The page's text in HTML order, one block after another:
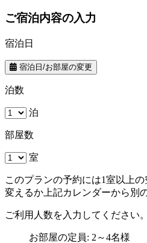
ご宿泊内容の入力
宿泊日
宿泊日/お部屋の変更
泊数
泊
部屋数
室
このプランの予約には1室以上
変えるか上記カレンダーから別
ご利用人数を入力してください。
お部屋の定員: 2～4名様